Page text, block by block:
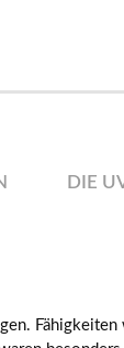
DIE